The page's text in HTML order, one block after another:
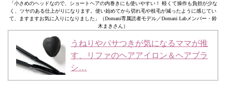
「小さめのヘッドなので、ショートヘアの内巻きにも使いやすい！ 軽くて操作も負担が少な
く、ツヤのある仕上がりになります。使い始めてから切れ毛や枝毛が減ったように感じてい
て、ますますお気に入りになりました」（Domani専属読者モデル／Domani Labメンバー・鈴
木まきさん）
うねりやパサつきが気になるママが推
す、リファのヘアアイロン＆ヘアブラ
シ…